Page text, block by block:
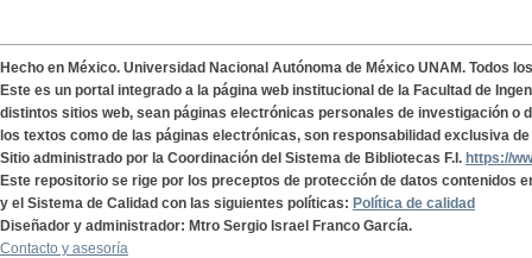
Hecho en México. Universidad Nacional Autónoma de México UNAM. Todos
Este es un portal integrado a la página web institucional de la Facultad de
distintos sitios web, sean páginas electrónicas personales de investigación o
los textos como de las páginas electrónicas, son responsabilidad exclusiva
Sitio administrado por la Coordinación del Sistema de Bibliotecas F.I. https://
Este repositorio se rige por los preceptos de protección de datos contenidos
y el Sistema de Calidad con las siguientes políticas: Política de calidad
Diseñador y administrador: Mtro Sergio Israel Franco García.
Contacto y asesoría